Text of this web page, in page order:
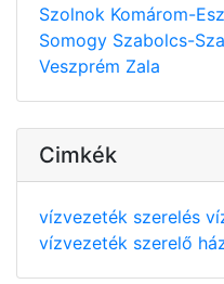
Szolnok Komárom-
Somogy Szabolcs-
Veszprém Zala
Cimkék
vízvezeték szerelés
vízvezeték szerelő